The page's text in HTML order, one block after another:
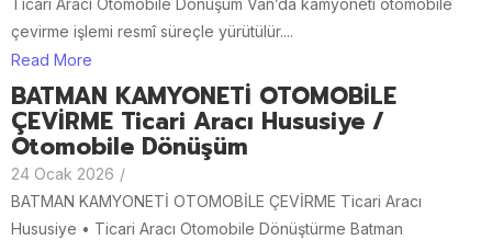
Ticari Aracı Otomobile Dönüşüm Van’da kamyoneti otomobile
çevirme işlemi resmî süreçle yürütülür....
Read More
BATMAN KAMYONETİ OTOMOBİLE
ÇEVİRME Ticari Aracı Hususiye /
Otomobile Dönüşüm
24 Ocak 2026 /
BATMAN KAMYONETİ OTOMOBİLE ÇEVİRME Ticari Aracı
Hususiye • Ticari Aracı Otomobile Dönüştürme Batman